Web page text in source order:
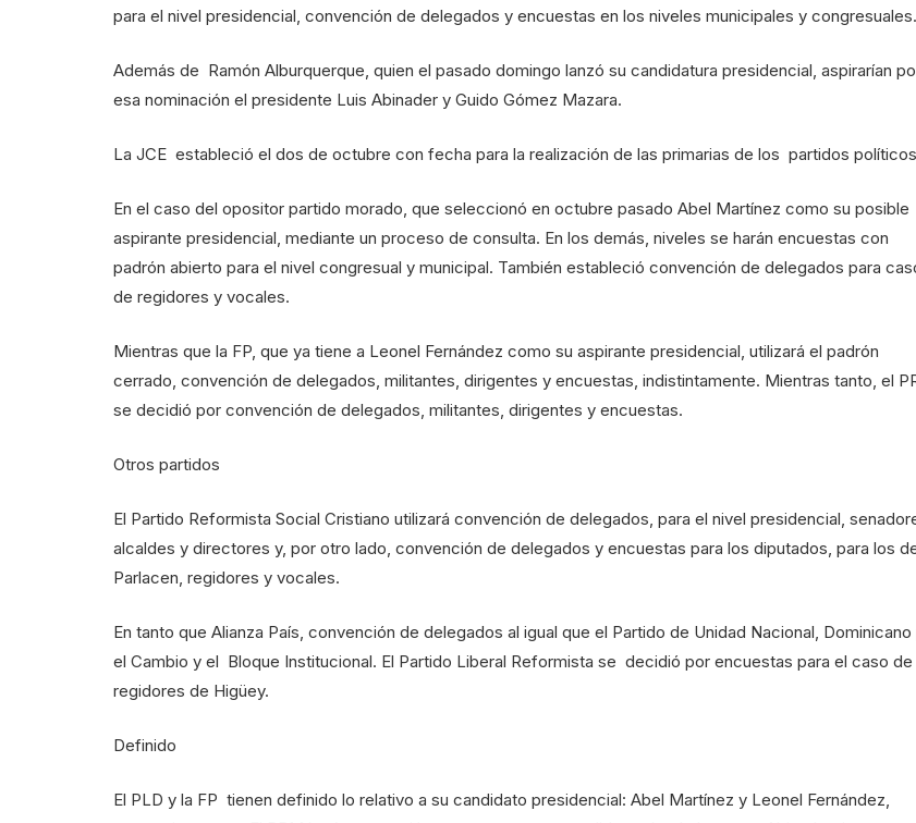
para el nivel presidencial, convención de delegados y encuestas en los niveles municipales y congresuales.
Además de Ramón Alburquerque, quien el pasado domingo lanzó su candidatura presidencial, aspirarían
esa nominación el presidente Luis Abinader y Guido Gómez Mazara.
La JCE estableció el dos de octubre con fecha para la realización de las primarias de los partidos
En el caso del opositor partido morado, que seleccionó en octubre pasado Abel Martínez como su posible
aspirante presidencial, mediante un proceso de consulta. En los demás, niveles se harán encuestas con
padrón abierto para el nivel congresual y municipal. También estableció convención de delegados para
de regidores y vocales.
Mientras que la FP, que ya tiene a Leonel Fernández como su aspirante presidencial, utilizará el padrón
cerrado, convención de delegados, militantes, dirigentes y encuestas, indistintamente. Mientras tanto, el
se decidió por convención de delegados, militantes, dirigentes y encuestas.
Otros partidos
El Partido Reformista Social Cristiano utilizará convención de delegados, para el nivel presidencial,
alcaldes y directores y, por otro lado, convención de delegados y encuestas para los diputados, para los
Parlacen, regidores y vocales.
En tanto que Alianza País, convención de delegados al igual que el Partido de Unidad Nacional,
el Cambio y el Bloque Institucional. El Partido Liberal Reformista se decidió por encuestas para el caso de
regidores de Higüey.
Definido
El PLD y la FP tienen definido lo relativo a su candidato presidencial: Abel Martínez y Leonel Fernández,